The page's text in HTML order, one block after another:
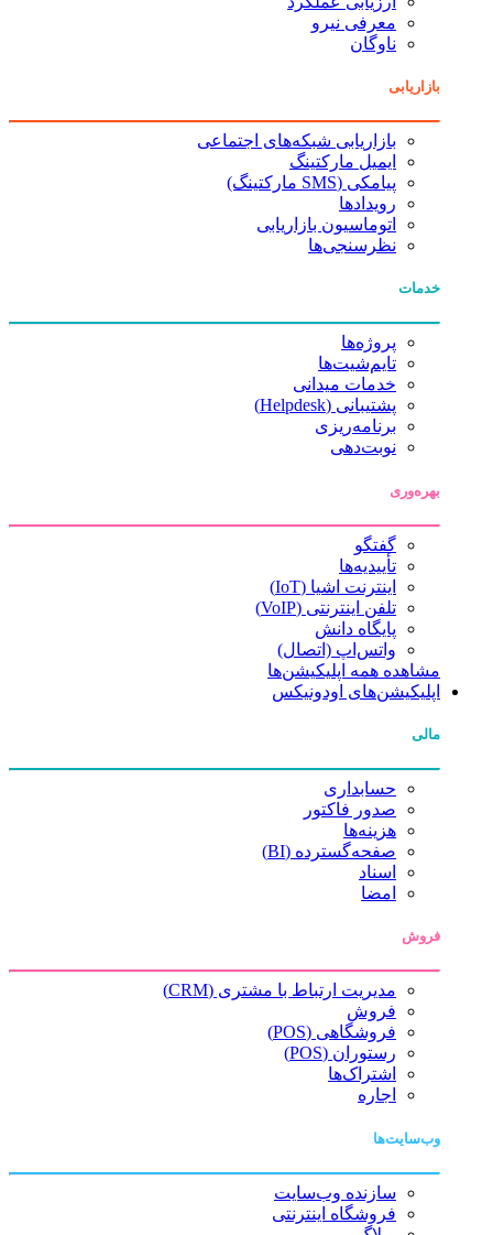
معرفی نیرو
ناوگان
بازاریابی
بازاریابی شبکه‌های اجتماعی
ایمیل مارکتینگ
پیامکی (SMS مارکتینگ)
رویدادها
اتوماسیون بازاریابی
نظرسنجی‌ها
خدمات
پروژه‌ها
تایم‌شیت‌ها
خدمات میدانی
پشتیبانی (Helpdesk)
برنامه‌ریزی
نوبت‌دهی
بهره‌وری
گفتگو
تأییدیه‌ها
اینترنت اشیا (IoT)
تلفن اینترنتی (VoIP)
پایگاه دانش
واتس‌اپ (اتصال)
مشاهده همه اپلیکیشن‌ها
اپلیکیشن‌های اودونیکس
مالی
حسابداری
صدور فاکتور
هزینه‌ها
صفحه‌گسترده (BI)
اسناد
امضا
فروش
مدیریت ارتباط با مشتری (CRM)
فروش
فروشگاهی (POS)
رستوران (POS)
اشتراک‌ها
اجاره
وب‌سایت‌ها
سازنده وب‌سایت
فروشگاه اینترنتی